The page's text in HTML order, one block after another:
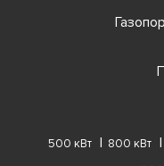
500 кВт 800 кВт